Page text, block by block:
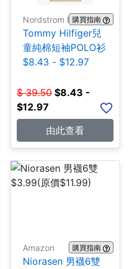
Nordstrom Rack購買指南
Tommy Hilfiger兒
童純棉短袖POLO衫
$8.43 - $12.97
$ 39.50 $8.43 -
$12.97
由此查看
Amazon 購買指南
Niorasen 男襪6雙